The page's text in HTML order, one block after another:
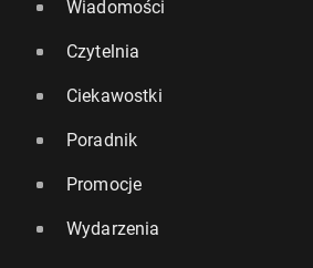
Wiadomości
Czytelnia
Ciekawostki
Poradnik
Promocje
Wydarzenia